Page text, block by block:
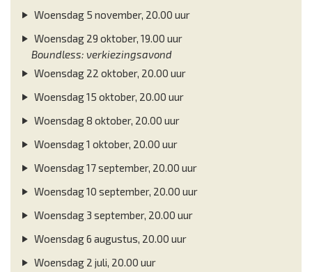
Woensdag 5 november, 20.00 uur
Woensdag 29 oktober, 19.00 uur
Boundless: verkiezingsavond
Woensdag 22 oktober, 20.00 uur
Woensdag 15 oktober, 20.00 uur
Woensdag 8 oktober, 20.00 uur
Woensdag 1 oktober, 20.00 uur
Woensdag 17 september, 20.00 uur
Woensdag 10 september, 20.00 uur
Woensdag 3 september, 20.00 uur
Woensdag 6 augustus, 20.00 uur
Woensdag 2 juli, 20.00 uur